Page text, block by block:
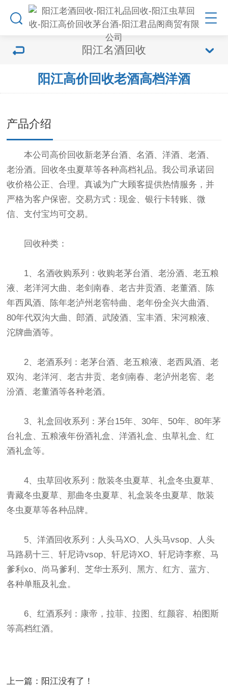
阳江名酒回收
阳江高价回收老酒高档洋酒
产品介绍
本公司高价回收新老茅台酒、名酒、洋酒、老酒、
老汾酒。回收冬虫夏草等各种高档礼品。我公司承诺回
收价格公正、合理。真诚为广大顾客提供热情服务，并
严格为客户保密。交易方式：现金、银行卡转账、微
信、支付宝均可交易。
回收种类：
1、名酒收购系列：收购老茅台酒、老汾酒、老五粮
液、老洋河大曲、老剑南春、老古井贡酒、老董酒、陈
年西凤酒、陈年老泸州老窖特曲、老年份全兴大曲酒、
80年代双沟大曲、郎酒、武陵酒、宝丰酒、宋河粮液、
沱牌曲酒等。
2、老酒系列：老茅台酒、老五粮液、老西凤酒、老
双沟、老洋河、老古井贡、老剑南春、老泸州老窖、老
汾酒、老董酒等各种老酒。
3、礼盒回收系列：茅台15年、30年、50年、80年茅
台礼盒、五粮液年份酒礼盒、洋酒礼盒、虫草礼盒、红
酒礼盒等。
4、虫草回收系列：散装冬虫夏草、礼盒冬虫夏草、
青藏冬虫夏草、那曲冬虫夏草、礼盒装冬虫夏草、散装
冬虫夏草等各种品牌。
5、洋酒回收系列：人头马XO、人头马vsop、人头
马路易十三、轩尼诗vsop、轩尼诗XO、轩尼诗李察、马
爹利xo、尚马爹利、芝华士系列、黑方、红方、蓝方、
各种单瓶及礼盒。
6、红酒系列：康帝，拉菲、拉图、红颜容、柏图斯
等高档红酒。
上一篇：阳江没有了！